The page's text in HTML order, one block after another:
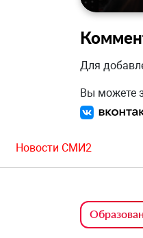
Для
Вы можете
Новости СМИ2